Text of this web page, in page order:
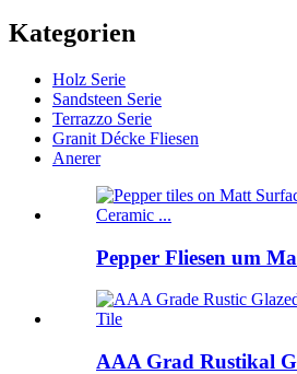
Kategorien
Holz Serie
Sandsteen Serie
Terrazzo Serie
Granit Décke Fliesen
Anerer
Pepper Fliesen um
AAA Grad Rustikal